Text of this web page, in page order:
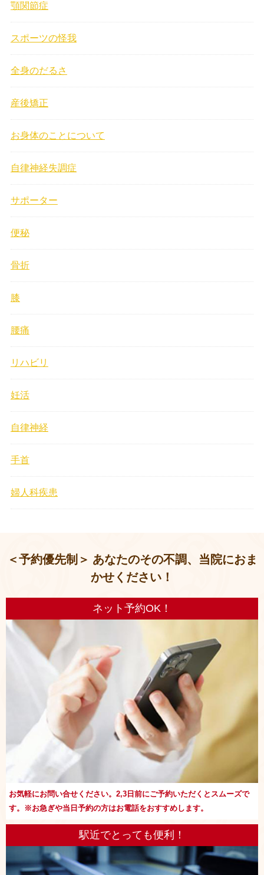
顎関節症
スポーツの怪我
全身のだるさ
産後矯正
お身体のことについて
自律神経失調症
サポーター
便秘
骨折
膝
腰痛
リハビリ
妊活
自律神経
手首
婦人科疾患
＜予約優先制＞ あなたのその不調、当院におま
かせください！
ネット予約OK！
お気軽にお問い合せください。2,3日前にご予約いただくとスムーズで
す。※お急ぎや当日予約の方はお電話をおすすめします。
駅近でとっても便利！